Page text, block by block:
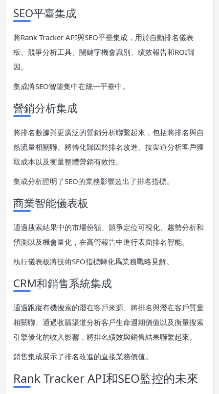
SEO平臺集成
將Rank Tracker API與SEO平臺集成，用於自動排名儀表
板、競爭分析工具、關鍵字機會識別、績效報告和ROI歸
因。
集成將SEO智能集中在統一平臺中。
營銷分析集成
將排名數據與更廣泛的營銷分析聯繫起來，包括將排名與自
然流量相關聯、將轉化歸因於排名改進、按渠道分析客戶獲
取成本以及衡量整體營銷有效性。
集成分析證明了SEO的業務影響超出了排名指標。
商業智能儀表板
通過搜索結果中的市場份額、競爭定位可視化、趨勢分析和
預測以及機會量化，在高管報告中進行表面排名智能。
執行儀表板將技術SEO指標轉化爲業務戰略見解。
CRM和銷售系統集成
通過跟蹤有機搜索的潛在客戶來源、將排名與潛在客戶質量
相關聯、通過收購渠道分析客戶生命週期價值以及衡量搜索
引擎優化的收入影響，將排名績效與銷售結果聯繫起來。
銷售集成展示了排名改進的直接業務價值。
Rank Tracker API和SEO監控的未來